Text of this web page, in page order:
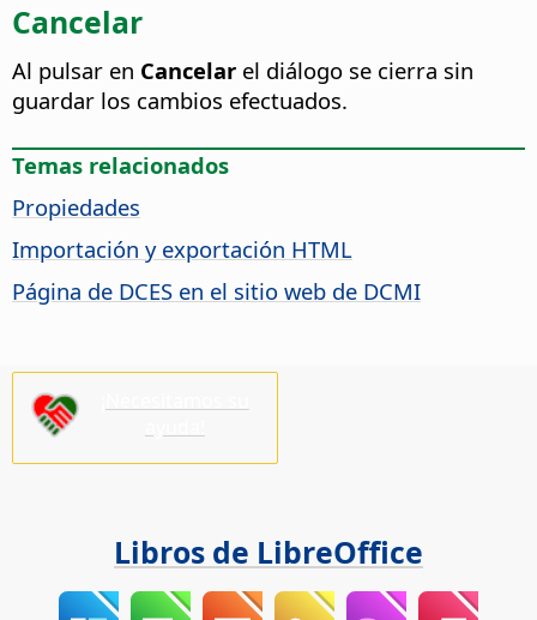
Cancelar
Al pulsar en Cancelar el diálogo se cierra sin
guardar los cambios efectuados.
Temas relacionados
Propiedades
Importación y exportación HTML
Página de DCES en el sitio web de DCMI
Libros de LibreOffice